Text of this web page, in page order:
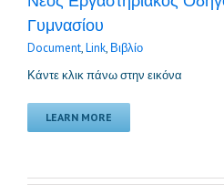
Γυμνασίου
Document,Link, Βιβλίο
Κάντε κλικ πάνω στην εικόνα
LEARN MORE